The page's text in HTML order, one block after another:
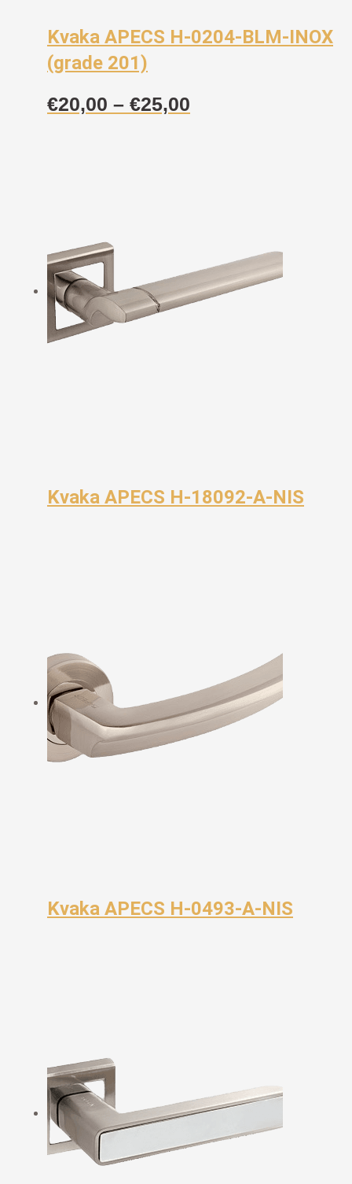
Kvaka APECS H-0204-BLM-INOX
(grade 201)
€20,00 – €25,00
Kvaka APECS H-18092-A-NIS
Kvaka APECS H-0493-A-NIS